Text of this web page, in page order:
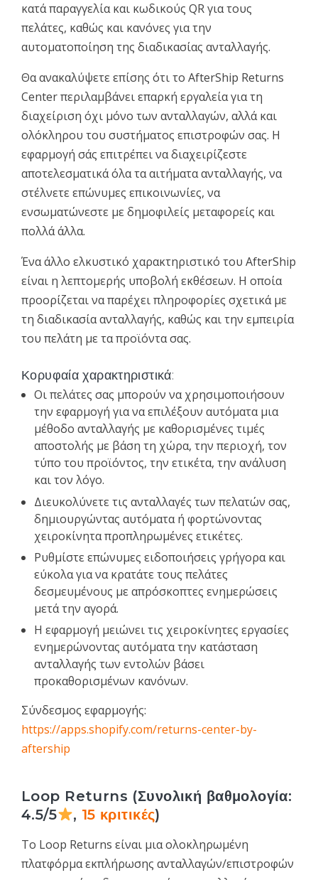
κατά παραγγελία και κωδικούς QR για τους
πελάτες, καθώς και κανόνες για την
αυτοματοποίηση της διαδικασίας ανταλλαγής.
Θα ανακαλύψετε επίσης ότι το AfterShip Returns
Center περιλαμβάνει επαρκή εργαλεία για τη
διαχείριση όχι μόνο των ανταλλαγών, αλλά και
ολόκληρου του συστήματος επιστροφών σας. Η
εφαρμογή σάς επιτρέπει να διαχειρίζεστε
αποτελεσματικά όλα τα αιτήματα ανταλλαγής, να
στέλνετε επώνυμες επικοινωνίες, να
ενσωματώνεστε με δημοφιλείς μεταφορείς και
πολλά άλλα.
Ένα άλλο ελκυστικό χαρακτηριστικό του AfterShip
είναι η λεπτομερής υποβολή εκθέσεων. Η οποία
προορίζεται να παρέχει πληροφορίες σχετικά με
τη διαδικασία ανταλλαγής, καθώς και την εμπειρία
του πελάτη με τα προϊόντα σας.
Κορυφαία χαρακτηριστικά:
Οι πελάτες σας μπορούν να χρησιμοποιήσουν
την εφαρμογή για να επιλέξουν αυτόματα μια
μέθοδο ανταλλαγής με καθορισμένες τιμές
αποστολής με βάση τη χώρα, την περιοχή, τον
τύπο του προϊόντος, την ετικέτα, την ανάλυση
και τον λόγο.
Διευκολύνετε τις ανταλλαγές των πελατών σας,
δημιουργώντας αυτόματα ή φορτώνοντας
χειροκίνητα προπληρωμένες ετικέτες.
Ρυθμίστε επώνυμες ειδοποιήσεις γρήγορα και
εύκολα για να κρατάτε τους πελάτες
δεσμευμένους με απρόσκοπτες ενημερώσεις
μετά την αγορά.
Η εφαρμογή μειώνει τις χειροκίνητες εργασίες
ενημερώνοντας αυτόματα την κατάσταση
ανταλλαγής των εντολών βάσει
προκαθορισμένων κανόνων.
Σύνδεσμος εφαρμογής:
https://apps.shopify.com/returns-center-by-
aftership
Loop Returns (Συνολική βαθμολογία:
4.5/5
, 15 κριτικές)
Το Loop Returns είναι μια ολοκληρωμένη
πλατφόρμα εκπλήρωσης ανταλλαγών/επιστροφών